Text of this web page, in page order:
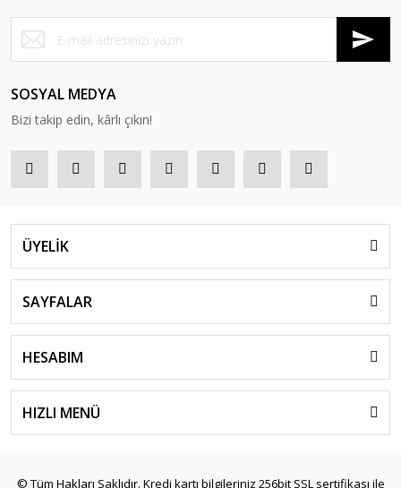
SOSYAL MEDYA
Bizi takip edin, kârlı çıkın!
ÜYELİK
SAYFALAR
HESABIM
HIZLI MENÜ
© Tüm Hakları Saklıdır. Kredi kartı bilgileriniz 256bit SSL sertifikası ile